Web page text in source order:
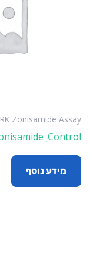
Zonisamide Assay
מידע נוסף